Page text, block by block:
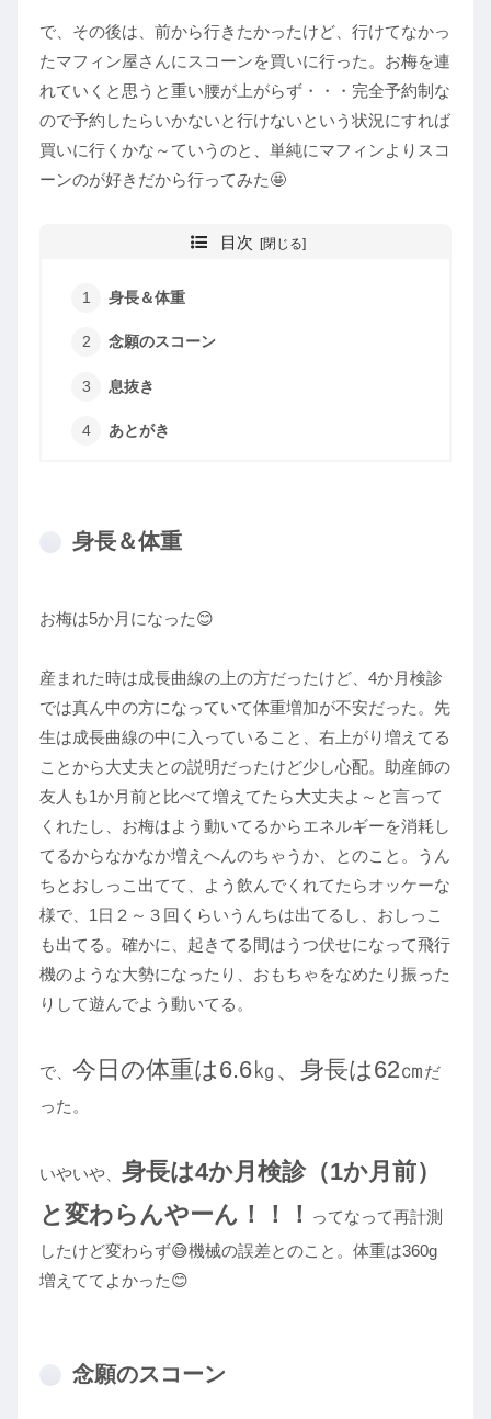
で、その後は、前から行きたかったけど、行けてなかっ
たマフィン屋さんにスコーンを買いに行った。お梅を連
れていくと思うと重い腰が上がらず・・・完全予約制な
ので予約したらいかないと行けないという状況にすれば
買いに行くかな～ていうのと、単純にマフィンよりスコ
ーンのが好きだから行ってみた🤩
目次
身長＆体重
念願のスコーン
息抜き
あとがき
身長＆体重
お梅は5か月になった😊
産まれた時は成長曲線の上の方だったけど、4か月検診
では真ん中の方になっていて体重増加が不安だった。先
生は成長曲線の中に入っていること、右上がり増えてる
ことから大丈夫との説明だったけど少し心配。助産師の
友人も1か月前と比べて増えてたら大丈夫よ～と言って
くれたし、お梅はよう動いてるからエネルギーを消耗し
てるからなかなか増えへんのちゃうか、とのこと。うん
ちとおしっこ出てて、よう飲んでくれてたらオッケーな
様で、1日２～３回くらいうんちは出てるし、おしっこ
も出てる。確かに、起きてる間はうつ伏せになって飛行
機のような大勢になったり、おもちゃをなめたり振った
りして遊んでよう動いてる。
で、 今日の体重は6.6㎏、身長は62㎝だ
った。
いやいや、 身長は4か月検診（1か月前）
と変わらんやーん！！！
ってなって再計測
したけど変わらず😅機械の誤差とのこと。体重は360g
増えててよかった😊
念願のスコーン